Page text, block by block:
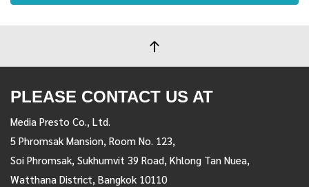
PLEASE CONTACT US AT
Media Presto Co., Ltd.
5 Phromsak Mansion, Room No. 123,
Soi Phromsak, Sukhumvit 39 Road, Khlong Tan Nuea,
Watthana District, Bangkok 10110